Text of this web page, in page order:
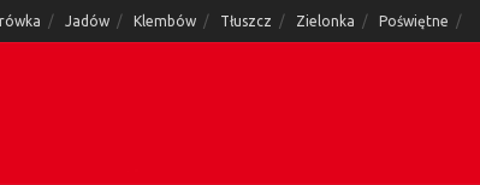
Jadów Klembów Tłuszcz Zielonka Poświętne